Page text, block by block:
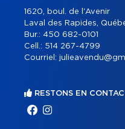
1620, boul. de l'Avenir
Laval des Rapides,
Bur.: 450 682-0101
Cell.: 514 267-4799
Courriel:
RESTONS EN